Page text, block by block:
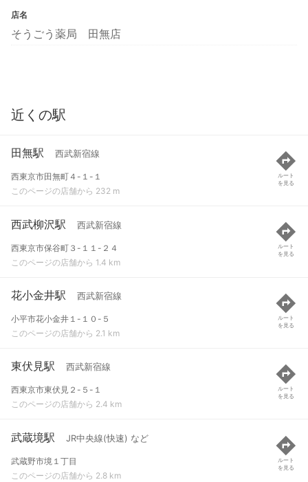
店名
そうごう薬局 田無店
近くの駅
田無駅 西武新宿線
西東京市田無町４-１-１
このページの店舗から 232 m
ルート
を見る
西武柳沢駅 西武新宿線
西東京市保谷町３-１１-２４
このページの店舗から 1.4 km
ルート
を見る
花小金井駅 西武新宿線
小平市花小金井１-１０-５
このページの店舗から 2.1 km
ルート
を見る
東伏見駅 西武新宿線
西東京市東伏見２-５-１
このページの店舗から 2.4 km
ルート
を見る
武蔵境駅 JR中央線(快速) など
武蔵野市境１丁目
このページの店舗から 2.8 km
ルート
を見る